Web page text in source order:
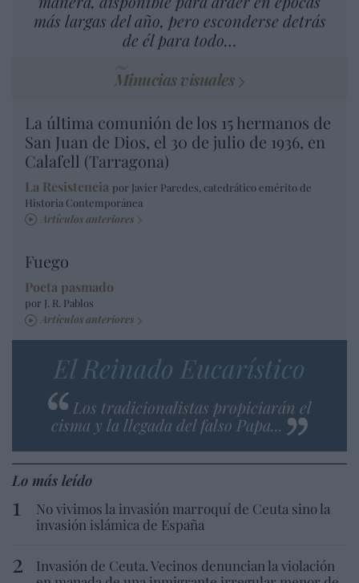
más largas del año, pero esconderse detrás
de él para todo…
Minucias visuales
La última comunión de los 15 hermanos de
San Juan de Dios, el 30 de julio de 1936, en
Calafell (Tarragona)
La Resistencia por Javier Paredes, catedrático emérito de
Historia Contemporánea
Artículos anteriores
Fuego
Poeta pasmado
por J. R. Pablos
Artículos anteriores
El Reinado Eucarístico
Los tradicionalistas propiciarán el
cisma y la llegada del falso Papa...
Lo más leído
No vivimos la invasión marroquí de Ceuta sino la
invasión islámica de España
Invasión de Ceuta. Vecinos denuncian la violación